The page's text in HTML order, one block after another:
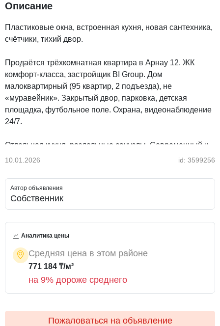
Описание
Пластиковые окна, встроенная кухня, новая сантехника,
счётчики, тихий двор.
Продаётся трёхкомнатная квартира в Арнау 12. ЖК
комфорт-класса, застройщик BI Group. Дом
малоквартирный (95 квартир, 2 подъезда), не
«муравейник». Закрытый двор, парковка, детская
площадка, футбольное поле. Охрана, видеонаблюдение
24/7.
Отдельная кухня, раздельные санузлы. Современный и
стильный ремонт из дорогих и качественных
техника остаются. Квартира в аренду не сдавалась.
Тихие и дружелюбные соседи.
супермаркеты рядом. Парки, выставочный центр,
торговый центр, университет, больница.
10.01.2026 id: 3599256
Автор объявления
Собственник
Аналитика цены
Средняя цена в этом районе
771 184 ₸/м²
на 9% дороже среднего
Пожаловаться на объявление